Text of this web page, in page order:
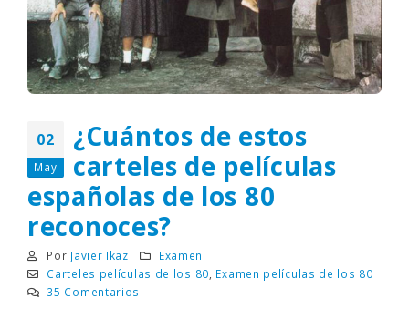
02
May
¿Cuántos de estos
carteles de películas
españolas de los 80
reconoces?
Por Javier Ikaz
Examen
Carteles películas de los 80, Examen películas de los 80
35 Comentarios